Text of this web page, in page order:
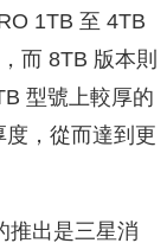
1TB 至 4TB
而 8TB 版本則
型號上較厚的
，從而達到更
推出是三星消